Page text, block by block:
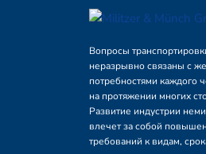
Вопросы
неразрывно связаны с
потребностями каждого
на протяжении многих
Развитие индустрии
влечет за собой
требований к видам,